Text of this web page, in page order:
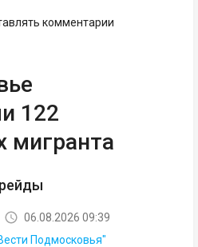
комментарии
122
мигранта
06.08.2026 09:39
Подмосковья"